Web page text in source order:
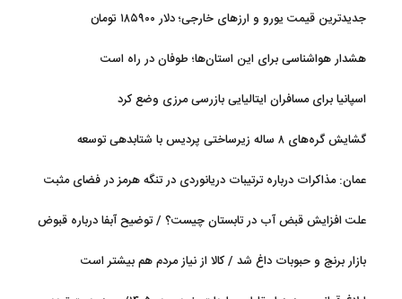
جدیدترین قیمت یورو و ارزهای خارجی؛ دلار ۱۸۵۹۰۰ تومان
هشدار هواشناسی برای این استان‌ها؛ طوفان در راه است
اسپانیا برای مسافران ایتالیایی بازرسی مرزی وضع کرد
گشایش گره‌های ۸ ساله زیرساختی پردیس با شتابدهی توسعه
عمان: مذاکرات درباره ترتیبات دریانوردی در تنگه هرمز در فضای مثبت
علت افزایش قبض آب در تابستان چیست؟ / توضیح آبفا درباره قبوض
بازار برنج و حبوبات داغ شد / کالا از نیاز مردم هم بیشتر است